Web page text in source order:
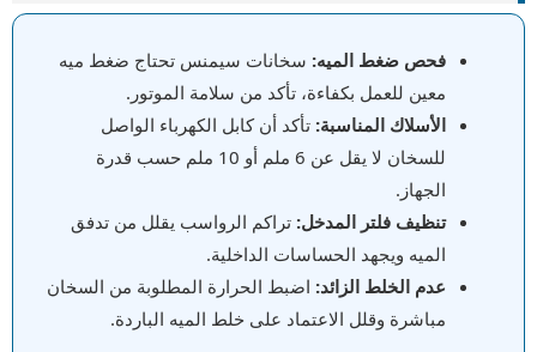
فحص ضغط الميه: سخانات سيمنس تحتاج ضغط ميه
معين للعمل بكفاءة، تأكد من سلامة الموتور.
الأسلاك المناسبة: تأكد أن كابل الكهرباء الواصل
للسخان لا يقل عن 6 ملم أو 10 ملم حسب قدرة
الجهاز.
تنظيف فلتر المدخل: تراكم الرواسب يقلل من تدفق
الميه ويجهد الحساسات الداخلية.
عدم الخلط الزائد: اضبط الحرارة المطلوبة من السخان
مباشرة وقلل الاعتماد على خلط الميه الباردة.